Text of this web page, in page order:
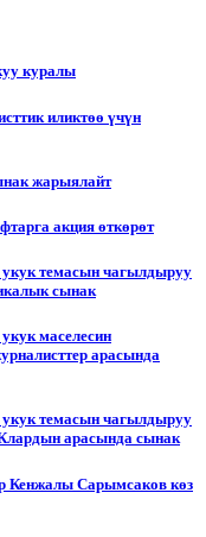
куралы
иликтөө үчүн
жарыялайт
акция өткөрөт
укук темасын чагылдыруу
сынак
маселесин
арасында
укук темасын чагылдыруу
арасында сынак
Кенжалы Сарымсаков көз